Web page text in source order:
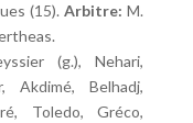
(15).Arbitre: M.
(g.), Nehari,
Akdimé, Belhadj,
Toledo, Gréco,